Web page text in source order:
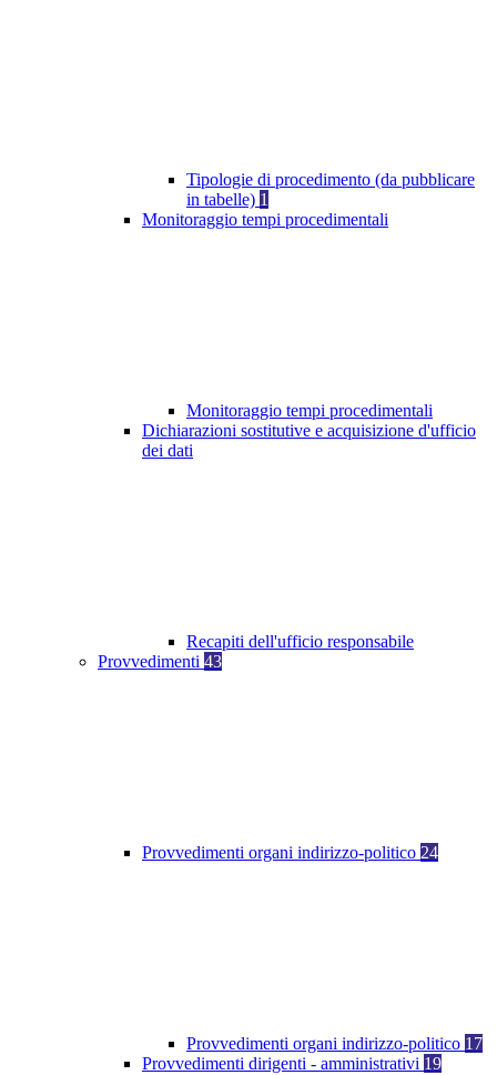
Tipologie di procedimento (da pubblicare
in tabelle) 1
Monitoraggio tempi procedimentali
Monitoraggio tempi procedimentali
Dichiarazioni sostitutive e acquisizione d'ufficio
dei dati
Recapiti dell'ufficio responsabile
Provvedimenti 43
Provvedimenti organi indirizzo-politico 24
Provvedimenti organi indirizzo-politico 17
Provvedimenti dirigenti - amministrativi 19